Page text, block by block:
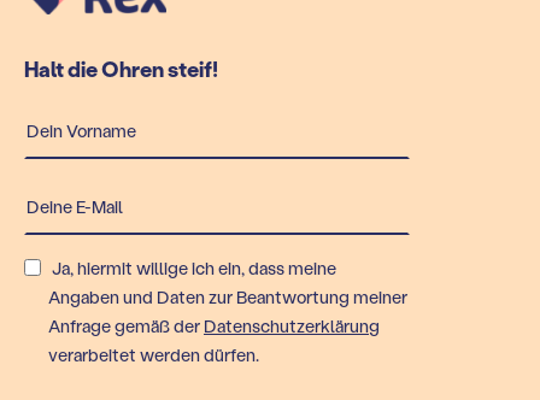
Halt die Ohren steif!
Ja, hiermit willige ich ein, dass meine
Angaben und Daten zur Beantwortung meiner
Anfrage gemäß der Datenschutzerklärung
verarbeitet werden dürfen.